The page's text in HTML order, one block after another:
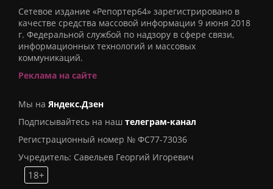
Сетевое издание «Репортер64» зарегистрировано в
качестве средства массовой информации 9 июня 2018
г. Федеральной службой по надзору в сфере связи,
информационных технологий и массовых
коммуникаций.
Реклама на сайте
Мы на Яндекс.Дзен
Подписывайтесь на наш телеграм-канал
Регистрационный номер № ФС77-73036
Учредитель: Савельев Георгий Игоревич
18+